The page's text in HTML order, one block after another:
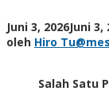
Juni 3, 2026Juni 3,
oleh Hiro Tu@mes
Salah Satu